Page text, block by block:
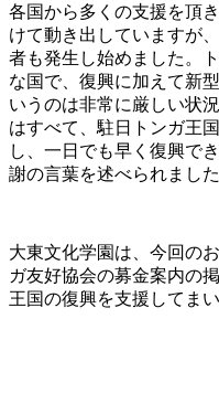
各国から多くの支援を頂
けて動き出していますが
者も発生し始めました。
な国で、復興に加えて新
いうのは非常に厳しい状
はすべて、駐日トンガ王
し、一日でも早く復興で
謝の言葉を述べられました
大東文化学園は、今回の
ガ友好協会の募金案内の
王国の復興を支援してまい